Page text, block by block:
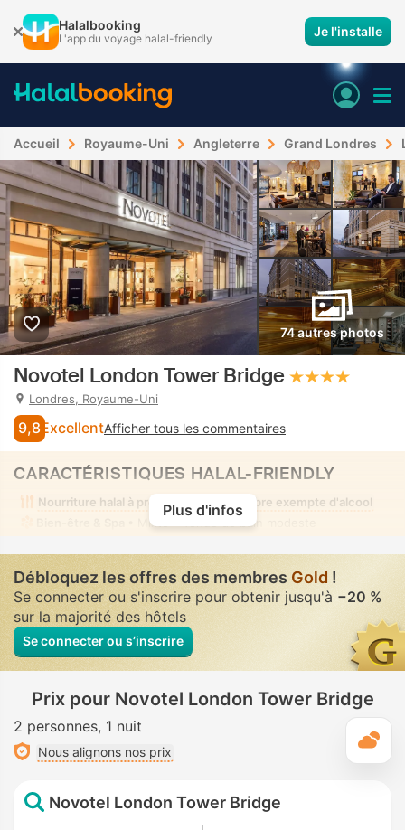
Halalbooking
L'app du voyage halal-friendly Je l'installe
Accueil Royaume-Uni Angleterre Grand Londres
74 autres photos
Novotel London Tower Bridge
Londres, Royaume-Uni
9,8 ExcellentAfficher tous les commentaires
CARACTÉRISTIQUES HALAL-FRIENDLY
Nourriture halal à proximité
Chambre exempte d'alcool
• Mixte • Tenue de bain modeste
Plus d'infos
Débloquez les offres des membres Gold !
Se connecter ou s'inscrire pour obtenir jusqu'à −20 %
sur la majorité des hôtels
Se connecter ou s’inscrire
Prix pour Novotel London Tower Bridge
2 personnes 1 nuit
Nous alignons nos prix
Novotel London Tower Bridge